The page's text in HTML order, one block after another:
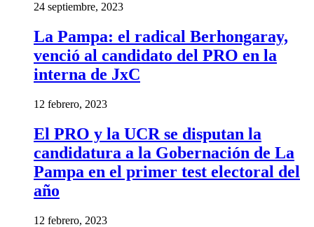
24 septiembre, 2023
La Pampa: el radical Berhongaray,
venció al candidato del PRO en la
interna de JxC
12 febrero, 2023
El PRO y la UCR se disputan la
candidatura a la Gobernación de La
Pampa en el primer test electoral del
año
12 febrero, 2023